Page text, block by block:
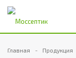
Главная Продукция